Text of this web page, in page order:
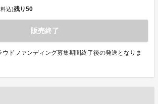
込)残り50
販売終了
ウドファンディング募集期間終了後の発送となりま